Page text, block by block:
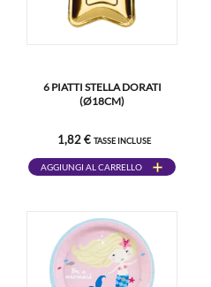
6 PIATTI STELLA DORATI
(Ø18CM)
1,82 € TASSE INCLUSE
AGGIUNGI AL CARRELLO